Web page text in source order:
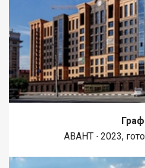
Граф
АВАНТ ∙ 2023,